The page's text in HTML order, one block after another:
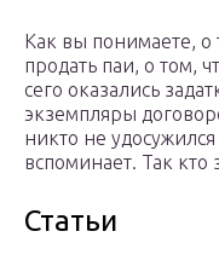
Как вы понимаете, о
продать паи, о том,
сего оказались
экземпляры
никто не
вспоминает. Так кто
Статьи